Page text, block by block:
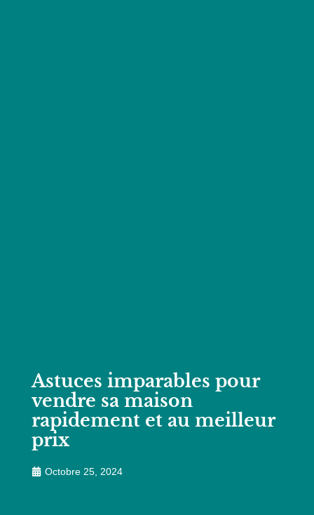
Astuces imparables pour
vendre sa maison
rapidement et au meilleur
prix
Octobre 25, 2024